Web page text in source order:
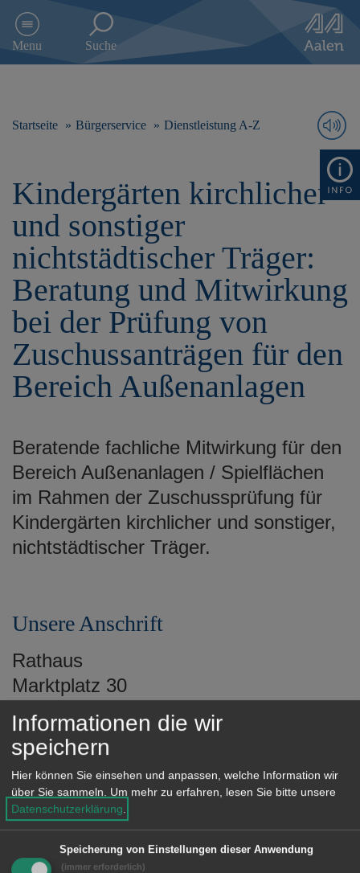
e
Menu Suche
Startseite Bürgerservice Dienstleistung A-Z
Kindergärten kirchlicher
und sonstiger
nichtstädtischer Träger:
Beratung und Mitwirkung
bei der Prüfung von
Zuschussanträgen für den
Bereich Außenanlagen
Beratende fachliche Mitwirkung für den
Bereich Außenanlagen / Spielflächen
im Rahmen der Zuschussprüfung für
Kindergärten kirchlicher und sonstiger,
nichtstädtischer Träger.
Unsere Anschrift
Rathaus
Marktplatz 30
73430 Aalen
Lage im GIS-Geodatenportal anzeigen
Öffnungszeiten
Montag 8.30 bis 12 Uhr und 14 bis 16
Informationen die wir
speichern
Hier können Sie einsehen und anpassen, welche Information wir
über Sie sammeln. Um mehr zu erfahren, lesen Sie bitte unsere
Datenschutzerklärung.
Speicherung von Einstellungen dieser Anwendung
(immer erforderlich)